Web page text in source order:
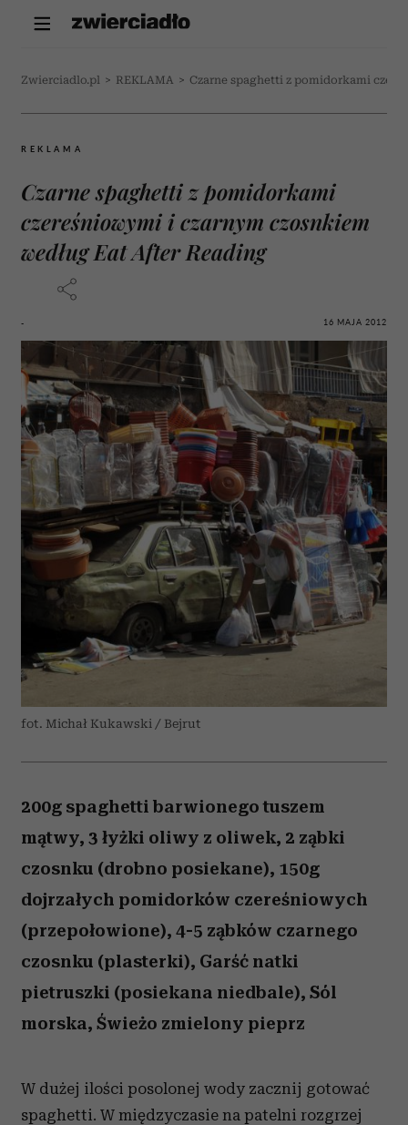
Zwierciadlo.pl > REKLAMA > Czarne spaghetti z pomidorkami
REKLAMA
Czarne spaghetti z pomidorkami
czereśniowymi i czarnym czosnkiem
według Eat After Reading
- 16 MAJA 2012
fot. Michał Kukawski / Bejrut
200g spaghetti barwionego tuszem
mątwy, 3 łyżki oliwy z oliwek, 2 ząbki
czosnku (drobno posiekane), 150g
dojrzałych pomidorków czereśniowych
(przepołowione), 4-5 ząbków czarnego
czosnku (plasterki), Garść natki
pietruszki (posiekana niedbale), Sól
morska, Świeżo zmielony pieprz
W dużej ilości posolonej wody zacznij gotować
spaghetti. W międzyczasie na patelni rozgrzej